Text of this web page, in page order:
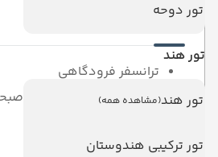
تور دوحه
تور هند
تور هند(مشاهده همه)
تور ترکیبی هندوستان
خدمات آژانس
ترانسفر فرودگاهی
9 شب و 10 روز در هتل با صبحانه
بلیط رفت و برگشت